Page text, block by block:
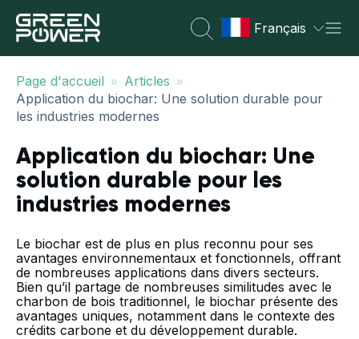
Français
Page d'accueil » Articles »
Application du biochar: Une solution durable pour
les industries modernes
Application du biochar: Une
solution durable pour les
industries modernes
Le biochar est de plus en plus reconnu pour ses
avantages environnementaux et fonctionnels, offrant
de nombreuses applications dans divers secteurs.
Bien qu’il partage de nombreuses similitudes avec le
charbon de bois traditionnel, le biochar présente des
avantages uniques, notamment dans le contexte des
crédits carbone et du développement durable.